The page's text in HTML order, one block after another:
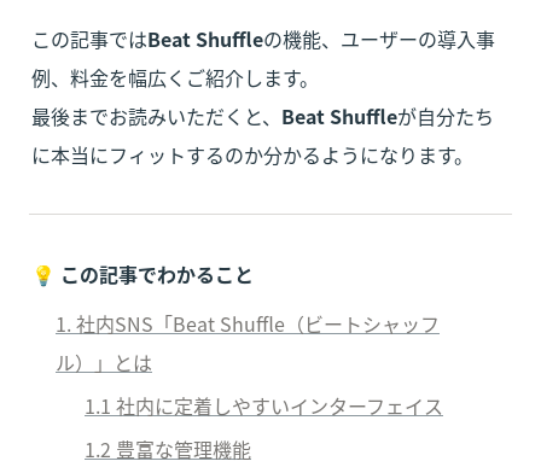
この記事ではBeat Shuffleの機能、ユーザーの導入事
例、料金を幅広くご紹介します。
最後までお読みいただくと、 Beat Shuffleが自分たち
に本当にフィットするのか分かるようになります。
💡 この記事でわかること
1. 社内SNS「Beat Shuffle（ビートシャッフ
ル）
」とは
1.1 社内に定着しやすいインターフェイス
1.2 豊富な管理機能